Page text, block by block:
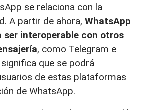
se relaciona con la
A partir de ahora, WhatsApp
ser interoperable con otros
, como Telegram e
que se podrá
de estas plataformas
de WhatsApp.